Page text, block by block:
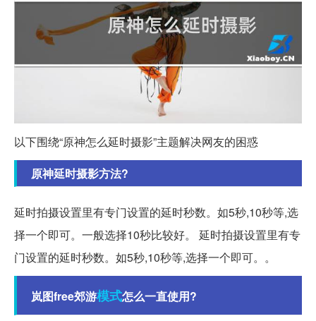
以下围绕“原神怎么延时摄影”主题解决网友的困惑
原神延时摄影方法?
延时拍摄设置里有专门设置的延时秒数。如5秒,10秒等,选
择一个即可。一般选择10秒比较好。 延时拍摄设置里有专
门设置的延时秒数。如5秒,10秒等,选择一个即可。。
岚图free郊游模式怎么一直使用?